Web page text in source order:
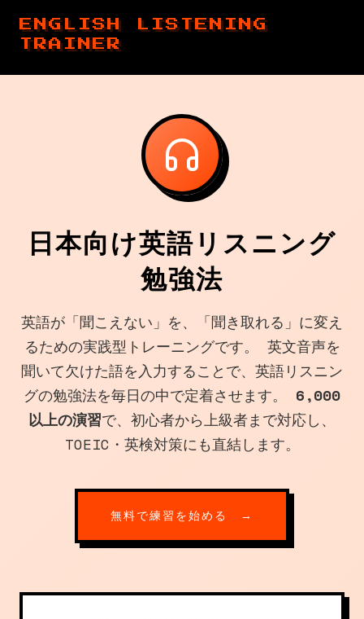
ENGLISH LISTENING
TRAINER
日本向け英語リスニング
勉強法
英語が「聞こえない」を、「聞き取れる」に変え
るための実践型トレーニングです。 英文音声を
聞いて欠けた語を入力することで、英語リスニン
グの勉強法を毎日の中で定着させます。
6,000
以上の演習で、初心者から上級者まで対応し、
TOEIC・英検対策にも直結します。
無料で練習を始める →